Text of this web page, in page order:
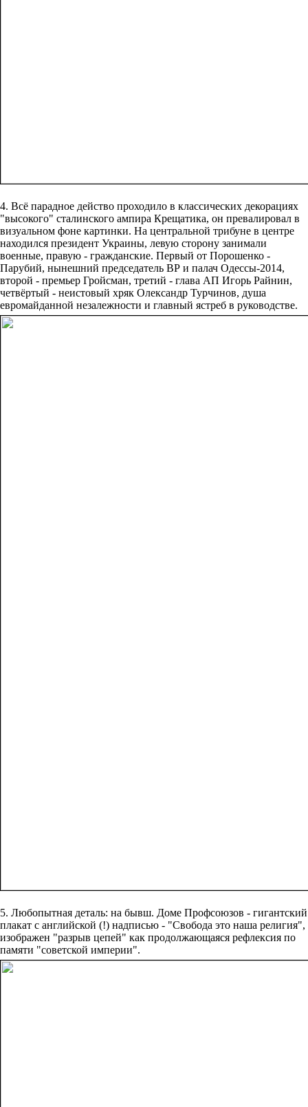
4. Всё парадное действо проходило в классических декорациях
"высокого" сталинского ампира Крещатика, он превалировал в
визуальном фоне картинки. На центральной трибуне в центре
находился президент Украины, левую сторону занимали
военные, правую - гражданские. Первый от Порошенко -
Парубий, нынешний председатель ВР и палач Одессы-2014,
второй - премьер Гройсман, третий - глава АП Игорь Райнин,
четвёртый - неистовый хряк Олександр Турчинов, душа
евромайданной незалежности и главный ястреб в руководстве.
5. Любопытная деталь: на бывш. Доме Профсоюзов - гигантский
плакат с английской (!) надписью - "Свобода это наша религия",
изображен "разрыв цепей" как продолжающаяся рефлексия по
памяти "советской империи".